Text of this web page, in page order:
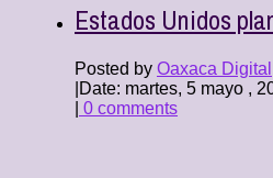
Estados Unidos
Posted by Oaxaca Digital
Date: martes, 5 mayo ,
0 comments